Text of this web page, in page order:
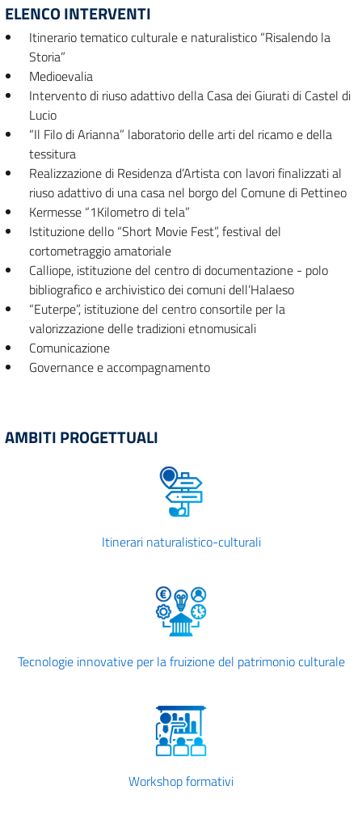
ELENCO INTERVENTI
Itinerario tematico culturale e naturalistico “Risalendo la
Storia”
Medioevalia
Intervento di riuso adattivo della Casa dei Giurati di Castel di
Lucio
“Il Filo di Arianna” laboratorio delle arti del ricamo e della
tessitura
Realizzazione di Residenza d’Artista con lavori finalizzati al
riuso adattivo di una casa nel borgo del Comune di Pettineo
Kermesse “1Kilometro di tela”
Istituzione dello “Short Movie Fest”, festival del
cortometraggio amatoriale
Calliope, istituzione del centro di documentazione - polo
bibliografico e archivistico dei comuni dell’Halaeso
“Euterpe”, istituzione del centro consortile per la
valorizzazione delle tradizioni etnomusicali
Comunicazione
Governance e accompagnamento
AMBITI PROGETTUALI
Itinerari naturalistico-culturali
Tecnologie innovative per la fruizione del patrimonio culturale
Workshop formativi